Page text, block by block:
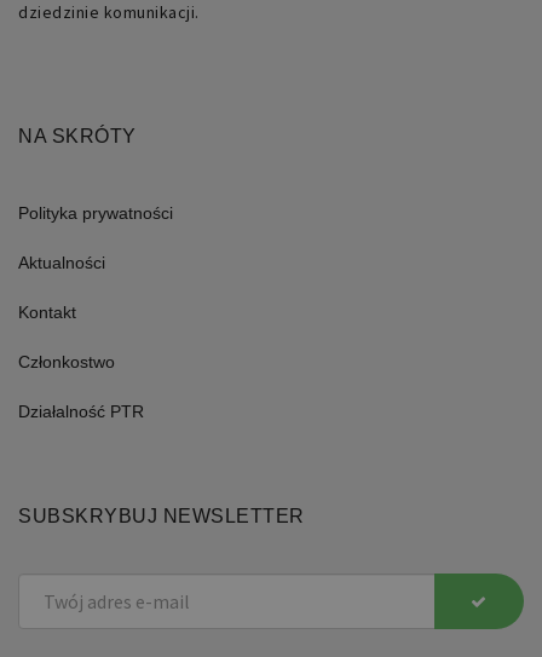
dziedzinie komunikacji.
NA SKRÓTY
Polityka prywatności
Aktualności
Kontakt
Członkostwo
Działalność PTR
SUBSKRYBUJ NEWSLETTER